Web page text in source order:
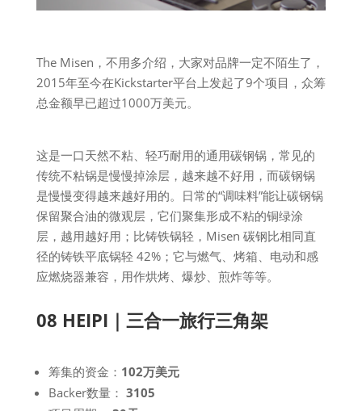
The Misen，不用多介绍，大家对品牌一定不陌生了，
2015年至今在Kickstarter平台上发起了9个项目，众筹
总金额早已超过1000万美元。
这是一口天然不粘、轻巧耐用的通用碳钢锅，常见的
传统不粘锅是慢慢掉涂层，越来越不好用，而碳钢锅
是慢慢变得越来越好用的。日常的“调味料”能让碳钢锅
保留聚合油的微观层，它们聚集形成不粘的铜绿涂
层，越用越好用；比铸铁锅轻，Misen 碳钢比相同直
径的铸铁平底锅轻 42%；它与燃气、烤箱、电动和感
应燃烧器兼容，用作烘烤、爆炒、煎炸等等。
08 HEIPI｜三合一旅行三角架
筹集的资金： 102万美元
Backer数量： 3105